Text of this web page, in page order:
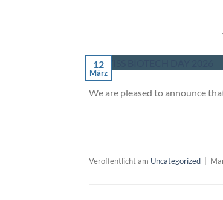
12
März
We are pleased to announce
Veröffentlicht am Uncategorized